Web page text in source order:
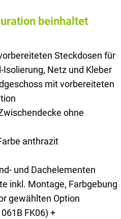
beinhaltet
Steckdosen für
Netz und Kleber
mit vorbereiteten
ohne
anthrazit
und Dachelementen
inkl. Montage, Farbgebung
gewählten Option
FK06) +